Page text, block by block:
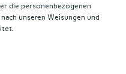
die personenbezogenen
unseren Weisungen und